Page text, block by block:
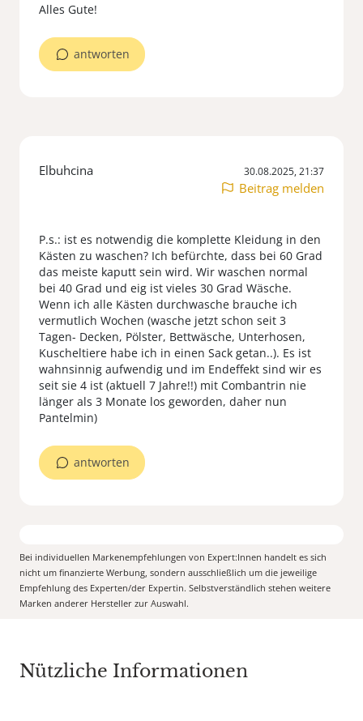
antworten
Elbuhcina 30.08.2025, 21:37
Beitrag melden
P.s.: ist es notwendig die komplette Kleidung in den
Kästen zu waschen? Ich befürchte, dass bei 60 Grad
das meiste kaputt sein wird. Wir waschen normal
bei 40 Grad und eig ist vieles 30 Grad Wäsche.
Wenn ich alle Kästen durchwasche brauche ich
vermutlich Wochen (wasche jetzt schon seit 3
Tagen- Decken, Pölster, Bettwäsche, Unterhosen,
Kuscheltiere habe ich in einen Sack getan..). Es ist
wahnsinnig aufwendig und im Endeffekt sind wir es
seit sie 4 ist (aktuell 7 Jahre!!) mit Combantrin nie
länger als 3 Monate los geworden, daher nun
antworten
Bei individuellen Markenempfehlungen von Expert:Innen handelt es sich
nicht um finanzierte Werbung, sondern ausschließlich um die jeweilige
Empfehlung des Experten/der Expertin. Selbstverständlich stehen weitere
Marken anderer Hersteller zur Auswahl.
Nützliche Informationen